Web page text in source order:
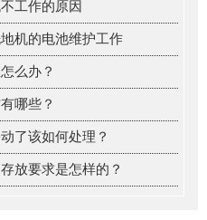
工作的原因
机的电池维护工作
么办？
哪些？
了该如何处理？
放要求是怎样的？